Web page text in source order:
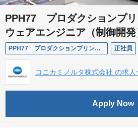
PPH77 プロダクションプリ
ウェアエンジニア（制御開発
PPH77 プロダクションプリント製品のソフトウェアエンジニア（制御開発） 正社員
コニカミノルタ株式会社 の求人
Apply Now